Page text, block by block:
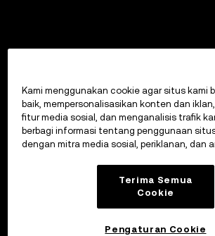
Kami menggunakan cookie agar situs kami
baik, mempersonalisasikan konten dan
fitur media sosial, dan menganalisis trafik
berbagi informasi tentang penggunaan
dengan mitra media sosial, periklanan, dan
Terima Semua
Cookie
Pengaturan Cookie